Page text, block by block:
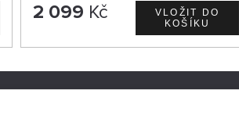
2 099 Kč